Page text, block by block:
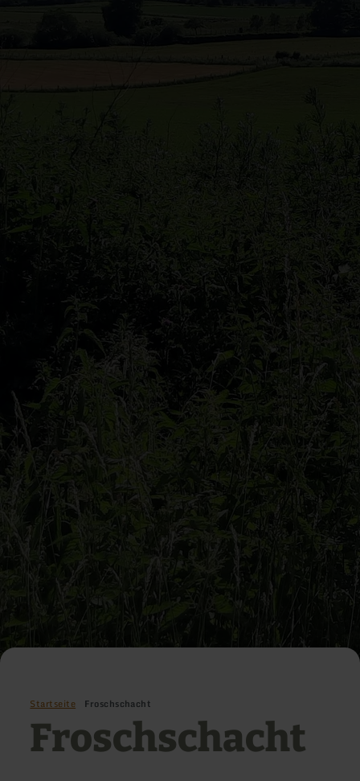
Startseite Froschschacht
Froschschacht